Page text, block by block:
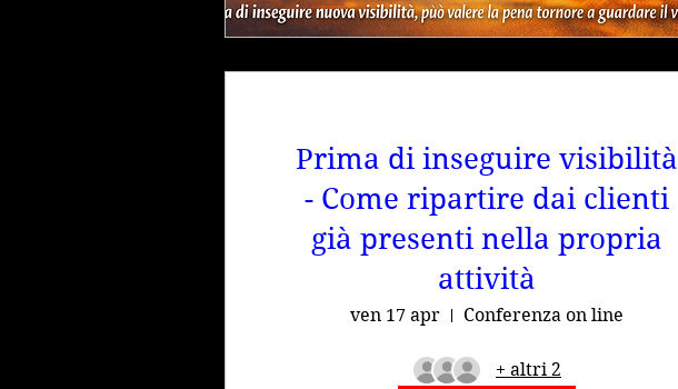
Prima di inseguire visibilità
- Come ripartire dai clienti
già presenti nella propria
attività
ven 17 apr Conferenza on line
+ altri 2